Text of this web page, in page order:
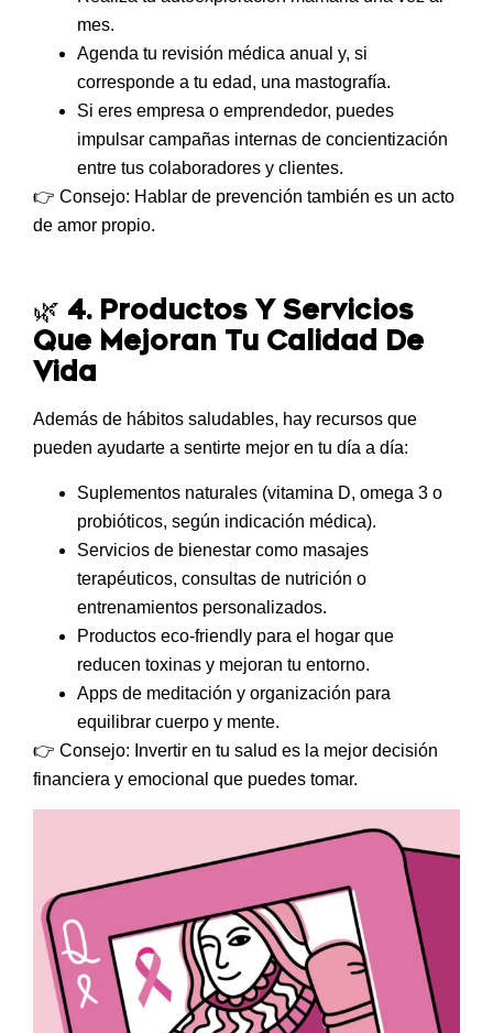
mes.
Agenda tu revisión médica anual y, si
corresponde a tu edad, una mastografía.
Si eres empresa o emprendedor, puedes
impulsar campañas internas de concientización
entre tus colaboradores y clientes.
👉 Consejo: Hablar de prevención también es un acto
de amor propio.
🌿 4. Productos Y Servicios
Que Mejoran Tu Calidad De
Vida
Además de hábitos saludables, hay recursos que
pueden ayudarte a sentirte mejor en tu día a día:
Suplementos naturales (vitamina D, omega 3 o
probióticos, según indicación médica).
Servicios de bienestar como masajes
terapéuticos, consultas de nutrición o
entrenamientos personalizados.
Productos eco-friendly para el hogar que
reducen toxinas y mejoran tu entorno.
Apps de meditación y organización para
equilibrar cuerpo y mente.
👉 Consejo: Invertir en tu salud es la mejor decisión
financiera y emocional que puedes tomar.